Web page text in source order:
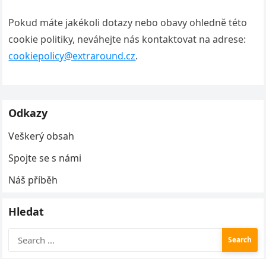
Pokud máte jakékoli dotazy nebo obavy ohledně této
cookie politiky, neváhejte nás kontaktovat na adrese:
cookiepolicy@extraround.cz.
Odkazy
Veškerý obsah
Spojte se s námi
Náš příběh
Hledat
for: